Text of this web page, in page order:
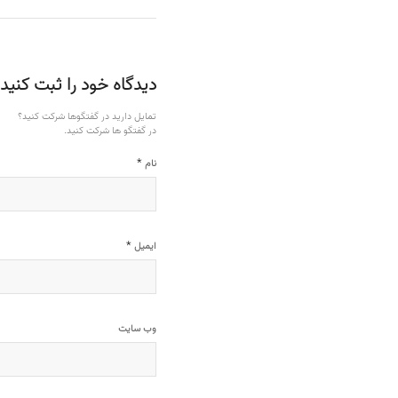
دیدگاه خود را ثبت کنید
تمایل دارید در گفتگوها شرکت کنید؟
در گفتگو ها شرکت کنید.
نام *
ایمیل *
وب‌ سایت